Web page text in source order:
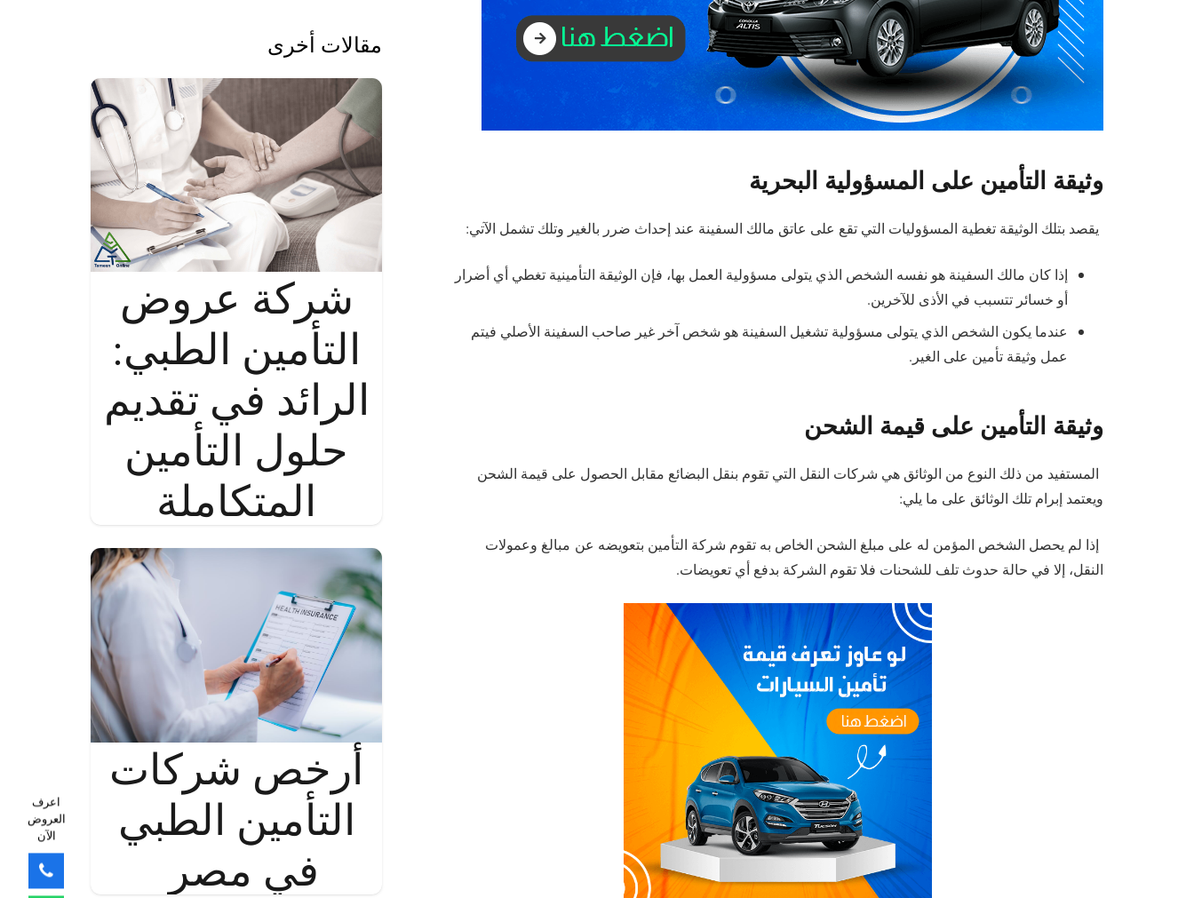
وثيقة التأمين على المسؤولية البحرية
يقصد بتلك الوثيقة تغطية المسؤوليات التي تقع على عاتق مالك السفينة عند إحداث ضرر بالغير وتلك تشمل الآتي:
إذا كان مالك السفينة هو نفسه الشخص الذي يتولى مسؤولية العمل بها، فإن الوثيقة التأمينية تغطي أي أضرار
أو خسائر تتسبب في الأذى للآخرين.
عندما يكون الشخص الذي يتولى مسؤولية تشغيل السفينة هو شخص آخر غير صاحب السفينة الأصلي فيتم
عمل وثيقة تأمين على الغير.
وثيقة التأمين على قيمة الشحن
المستفيد من ذلك النوع من الوثائق هي شركات النقل التي تقوم بنقل البضائع مقابل الحصول على قيمة الشحن
ويعتمد إبرام تلك الوثائق على ما يلي:
إذا لم يحصل الشخص المؤمن له على مبلغ الشحن الخاص به تقوم شركة التأمين بتعويضه عن مبالغ وعمولات
النقل، إلا في حالة حدوث تلف للشحنات فلا تقوم الشركة بدفع أي تعويضات.
مقالات أخرى
شركة عروض
التأمين الطبي:
الرائد في تقديم
حلول التأمين
المتكاملة
أرخص شركات
التأمين الطبي
في مصر
اعرف
العروض
الآن